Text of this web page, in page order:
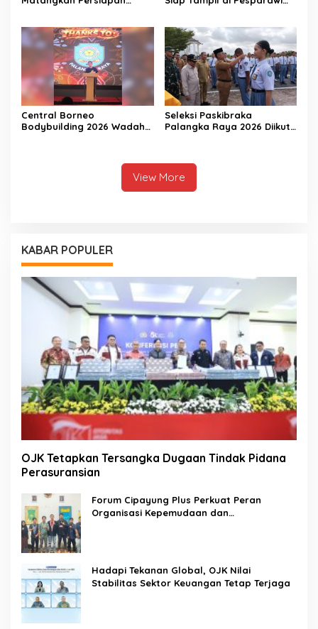
Central Borneo
Bodybuilding 2026 Wadah
Seleksi Paskibraka
Palangka Raya 2026 Diikuti
View More
KABAR POPULER
OJK Tetapkan Tersangka Dugaan Tindak Pidana
Perasuransian
Forum Cipayung Plus Perkuat Peran
Organisasi Kepemudaan dan
Hadapi Tekanan Global, OJK Nilai
Stabilitas Sektor Keuangan Tetap Terjaga